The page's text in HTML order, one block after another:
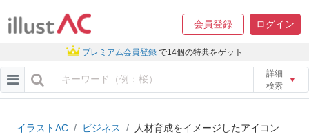
会員登録 ログイン
プレミアム会員登録 で14個の特典をゲット
詳細
検索
▼
イラストAC ビジネス
人材育成をイメージしたアイコン